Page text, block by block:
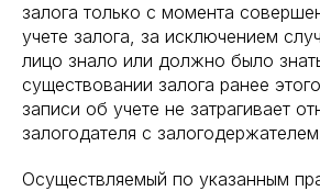
залога только с момента
учете залога, за исключением
лицо знало или должно было
существовании залога ранее
записи об учете не затрагивает
залогодателя с
Осуществляемый по указанным